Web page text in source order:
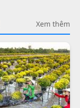
Xem thêm